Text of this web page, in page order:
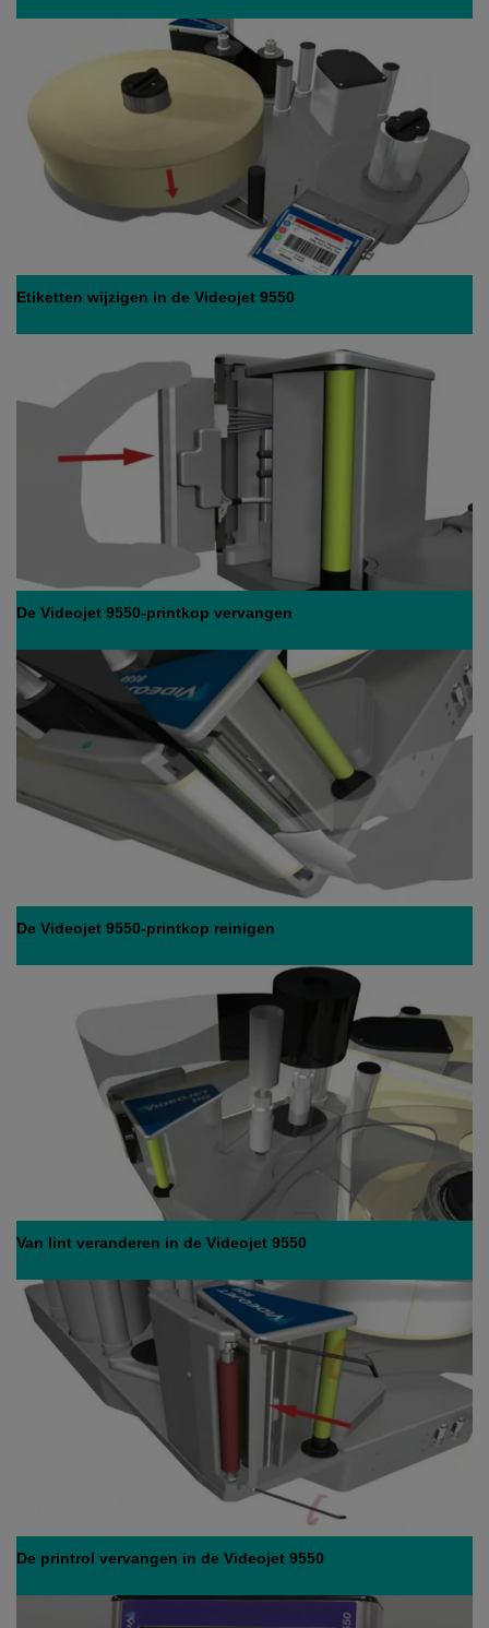
Etiketten wijzigen in de Videojet 9550
De Videojet 9550-printkop vervangen
De Videojet 9550-printkop reinigen
Van lint veranderen in de Videojet 9550
De printrol vervangen in de Videojet 9550